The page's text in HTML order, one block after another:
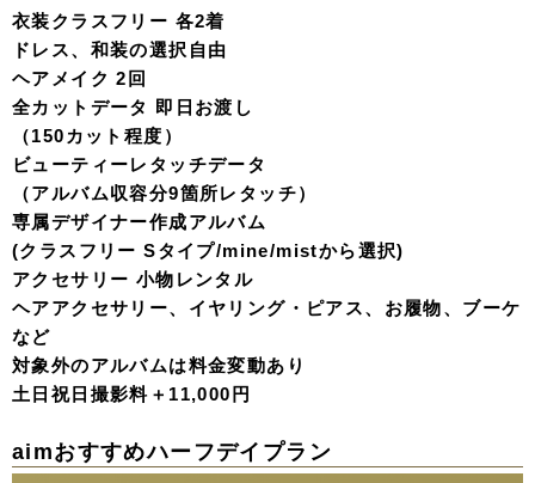
衣装クラスフリー 各2着
ドレス、和装の選択自由
ヘアメイク 2回
全カットデータ 即日お渡し
（150カット程度）
ビューティーレタッチデータ
（アルバム収容分9箇所レタッチ）
専属デザイナー作成アルバム
(クラスフリー Sタイプ/mine/mistから選択)
アクセサリー 小物レンタル
ヘアアクセサリー、イヤリング・ピアス、お履物、ブーケ
など
対象外のアルバムは料金変動あり
土日祝日撮影料＋11,000円
aimおすすめハーフデイプラン